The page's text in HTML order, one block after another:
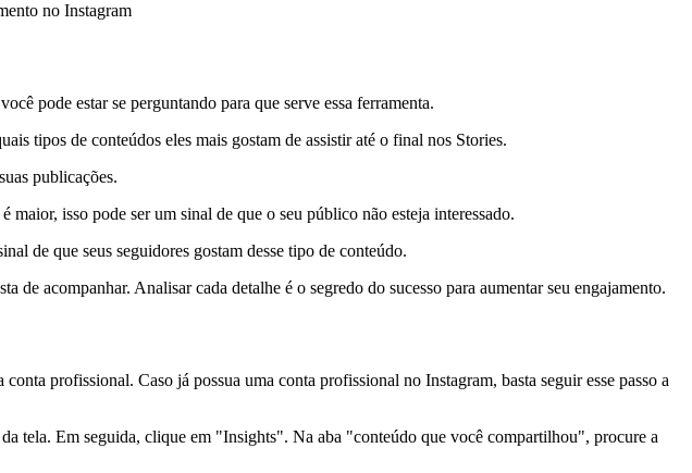
no Instagram
pode estar se perguntando para que serve essa ferramenta.
tipos de conteúdos eles mais gostam de assistir até o final nos Stories.
publicações.
isso pode ser um sinal de que o seu público não esteja interessado.
de que seus seguidores gostam desse tipo de conteúdo.
acompanhar. Analisar cada detalhe é o segredo do sucesso para aumentar seu engajamento.
profissional. Caso já possua uma conta profissional no Instagram, basta seguir esse passo a
tela. Em seguida, clique em "Insights". Na aba "conteúdo que você compartilhou", procure a